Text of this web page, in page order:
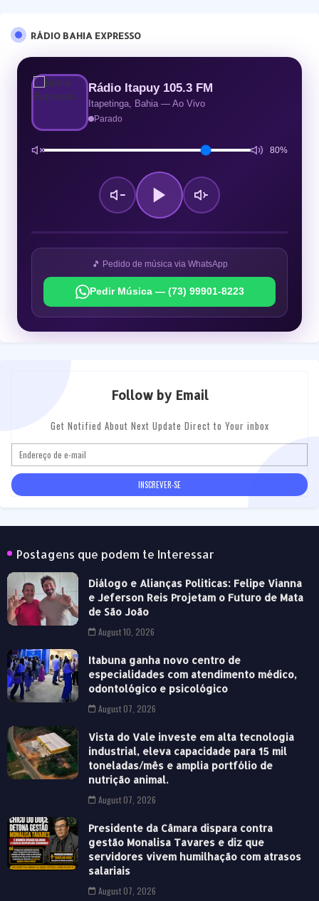
RÁDIO BAHIA EXPRESSO
Rádio Itapuy 105.3 FM
Itapetinga, Bahia — Ao Vivo
Parado
80%
🎵 Pedido de música via WhatsApp
Pedir Música — (73) 99901-8223
Follow by Email
Get Notified About Next Update Direct to Your inbox
Postagens que podem te Interessar
Diálogo e Alianças Politicas: Felipe Vianna
e Jeferson Reis Projetam o Futuro de Mata
de São João
August 10, 2026
Itabuna ganha novo centro de
especialidades com atendimento médico,
odontológico e psicológico
August 07, 2026
Vista do Vale investe em alta tecnologia
industrial, eleva capacidade para 15 mil
toneladas/mês e amplia portfólio de
nutrição animal.
August 07, 2026
Presidente da Câmara dispara contra
gestão Monalisa Tavares e diz que
servidores vivem humilhação com atrasos
salariais
August 07, 2026